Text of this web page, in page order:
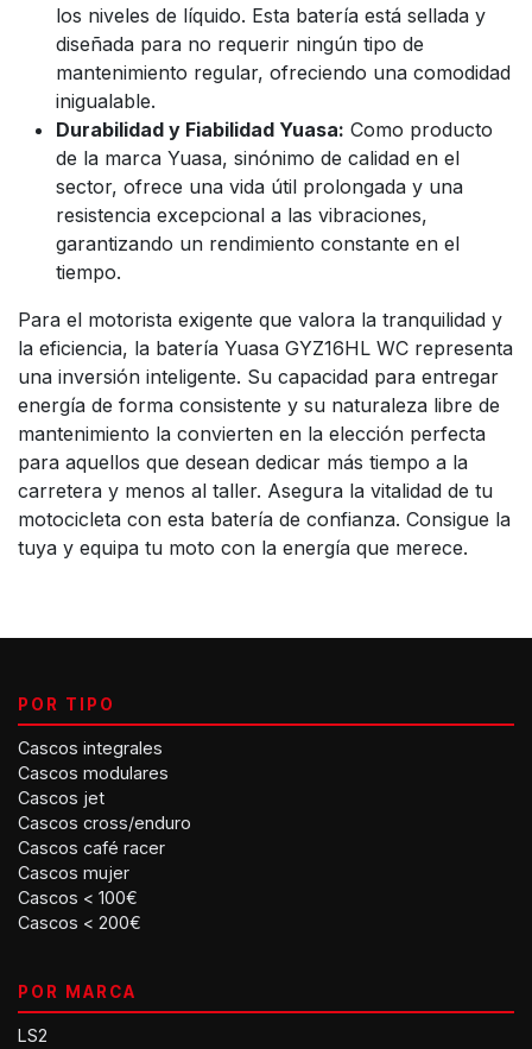
los niveles de líquido. Esta batería está sellada y
diseñada para no requerir ningún tipo de
mantenimiento regular, ofreciendo una comodidad
inigualable.
Durabilidad y Fiabilidad Yuasa: Como producto
de la marca Yuasa, sinónimo de calidad en el
sector, ofrece una vida útil prolongada y una
resistencia excepcional a las vibraciones,
garantizando un rendimiento constante en el
tiempo.
Para el motorista exigente que valora la tranquilidad y
la eficiencia, la batería Yuasa GYZ16HL WC representa
una inversión inteligente. Su capacidad para entregar
energía de forma consistente y su naturaleza libre de
mantenimiento la convierten en la elección perfecta
para aquellos que desean dedicar más tiempo a la
carretera y menos al taller. Asegura la vitalidad de tu
motocicleta con esta batería de confianza. Consigue la
tuya y equipa tu moto con la energía que merece.
POR TIPO
Cascos integrales
Cascos modulares
Cascos jet
Cascos cross/enduro
Cascos café racer
Cascos mujer
Cascos < 100€
Cascos < 200€
POR MARCA
LS2